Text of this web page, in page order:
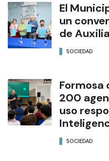
El
un
de
SOCIEDAD
Formosa
200
uso
SOCIEDAD